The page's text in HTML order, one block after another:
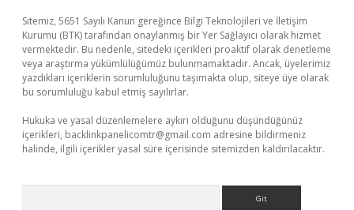
Sitemiz, 5651 Sayılı Kanun gereğince Bilgi Teknolojileri ve İletişim
Kurumu (BTK) tarafından onaylanmış bir Yer Sağlayıcı olarak hizmet
vermektedir. Bu nedenle, sitedeki içerikleri proaktif olarak denetleme
veya araştırma yükümlülüğümüz bulunmamaktadır. Ancak, üyelerimiz
yazdıkları içeriklerin sorumluluğunu taşımakta olup, siteye üye olarak
bu sorumluluğu kabul etmiş sayılırlar.
Hukuka ve yasal düzenlemelere aykırı olduğunu düşündüğünüz
içerikleri, backlinkpanelicomtr@gmail.com adresine bildirmeniz
halinde, ilgili içerikler yasal süre içerisinde sitemizden kaldırılacaktır.